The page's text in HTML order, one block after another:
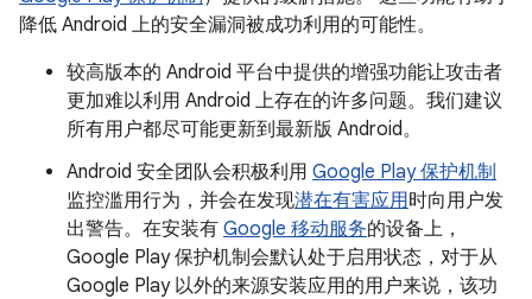
降低 Android 上的安全漏洞被成功利用的可能性。
较高版本的 Android 平台中提供的增强功能让攻击者
更加难以利用 Android 上存在的许多问题。我们建议
所有用户都尽可能更新到最新版 Android。
Android 安全团队会积极利用 Google Play 保护机制
监控滥用行为，并会在发现潜在有害应用时向用户发
出警告。在安装有 Google 移动服务的设备上，
Google Play 保护机制会默认处于启用状态，对于从
Google Play 以外的来源安装应用的用户来说，该功